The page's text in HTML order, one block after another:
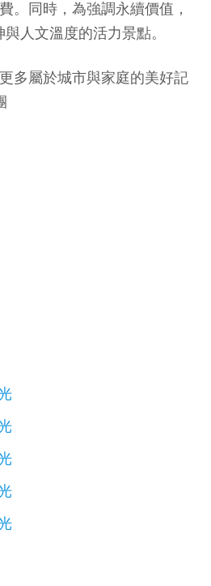
。同時，為強調永續價值，
人文溫度的活力景點。
多屬於城市與家庭的美好記